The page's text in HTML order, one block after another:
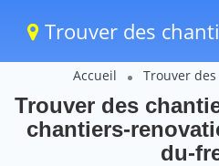
Trouver des
Accueil Trouver
Trouver des
chantiers-
du-